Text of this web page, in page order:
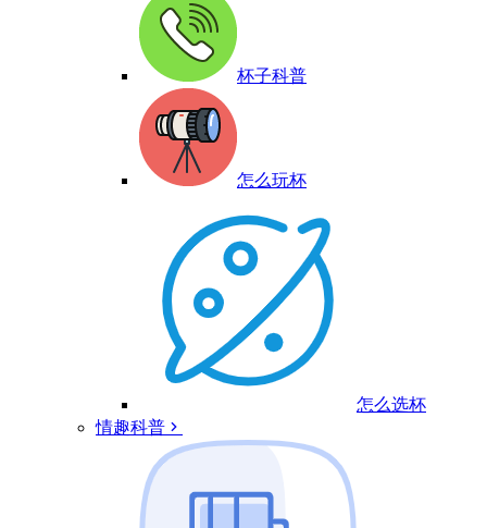
杯子科普
怎么玩杯
怎么选杯
情趣科普